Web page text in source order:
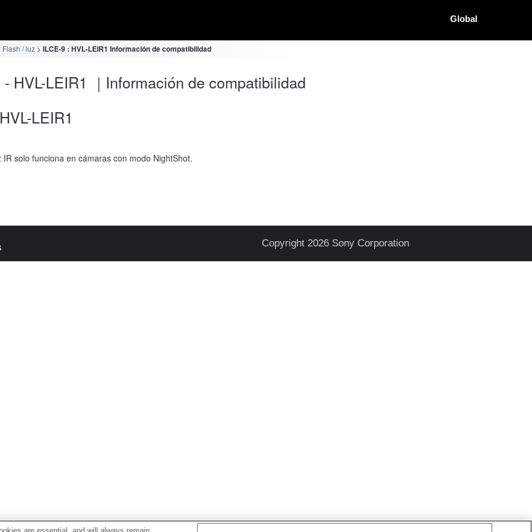
Global
Flash / luz ILCE-9 : HVL-LEIR1 Información de compatibilidad
- HVL-LEIR1 ｜Información de compatibilidad
HVL-LEIR1
solo funciona en cámaras con modo NightShot.
Copyright 2026 Sony Corporation